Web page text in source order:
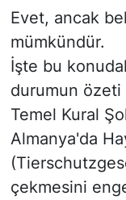
Evet, ancak
mümkündür.
​İşte bu
durumun özeti
​Temel Kural
​Almanya'da
çekmesini